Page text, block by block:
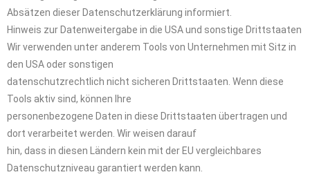
Absätzen dieser Datenschutzerklärung informiert.
Hinweis zur Datenweitergabe in die USA und sonstige Drittstaaten
Wir verwenden unter anderem Tools von Unternehmen mit Sitz in
den USA oder sonstigen
datenschutzrechtlich nicht sicheren Drittstaaten. Wenn diese
Tools aktiv sind, können Ihre
personenbezogene Daten in diese Drittstaaten übertragen und
dort verarbeitet werden. Wir weisen darauf
hin, dass in diesen Ländern kein mit der EU vergleichbares
Datenschutzniveau garantiert werden kann.